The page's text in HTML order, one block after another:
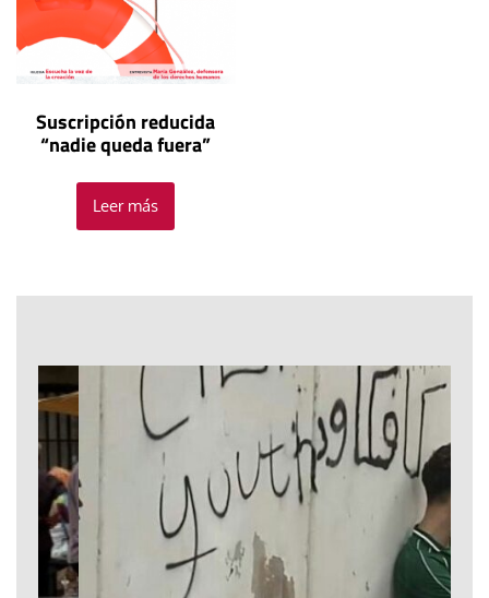
Suscripción reducida
“nadie queda fuera”
Leer más